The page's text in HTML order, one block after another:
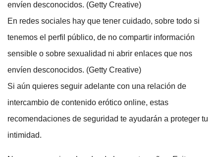
envíen desconocidos. (Getty Creative)
En redes sociales hay que tener cuidado, sobre todo si
tenemos el perfil público, de no compartir información
sensible o sobre sexualidad ni abrir enlaces que nos
envíen desconocidos. (Getty Creative)
Si aún quieres seguir adelante con una relación de
intercambio de contenido erótico online, estas
recomendaciones de seguridad te ayudarán a proteger tu
intimidad.